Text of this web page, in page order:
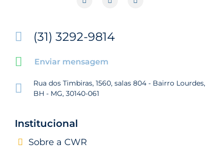
(31) 3292-9814
Enviar mensagem
Rua dos Timbiras, 1560, salas 804 - Bairro Lourdes,
BH - MG, 30140-061
Institucional
Sobre a CWR